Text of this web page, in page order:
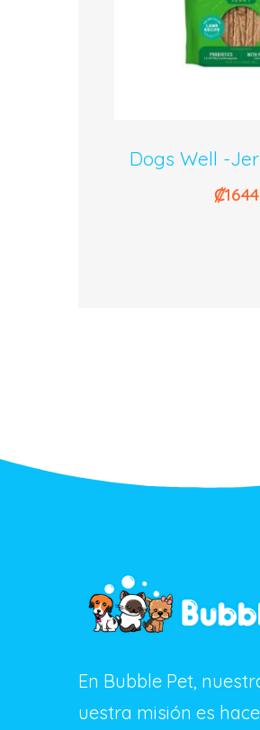
Dogs Well -
₡
En Bubble Pet,
uestra misión es